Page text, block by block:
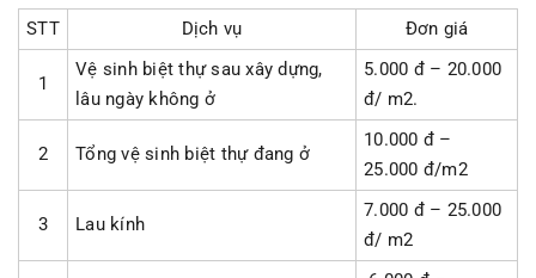
STT Dịch vụ Đơn giá
1
Vệ sinh biệt thự sau xây dựng,
lâu ngày không ở
5.000 đ – 20.000
đ/ m2.
2 Tổng vệ sinh biệt thự đang ở
10.000 đ –
25.000 đ/m2
3 Lau kính
7.000 đ – 25.000
đ/ m2